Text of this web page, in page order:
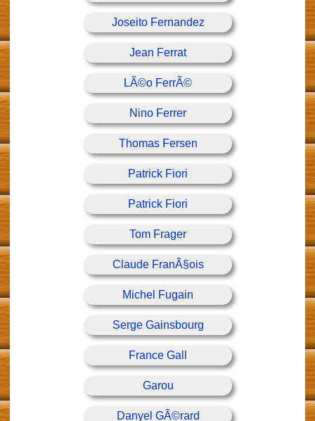
Joseito Fernandez
Jean Ferrat
LÃ©o FerrÃ©
Nino Ferrer
Thomas Fersen
Patrick Fiori
Patrick Fiori
Tom Frager
Claude FranÃ§ois
Michel Fugain
Serge Gainsbourg
France Gall
Garou
Danyel GÃ©rard